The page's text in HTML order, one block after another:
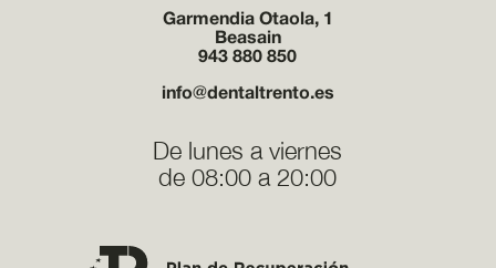
Garmendia Otaola, 1
Beasain
943 880 850
info@dentaltrento.es
De lunes a viernes
de 08:00 a 20:00